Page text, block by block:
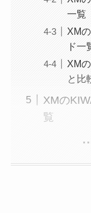
一覧
XM
ド一
XM
と比
XMの
覧